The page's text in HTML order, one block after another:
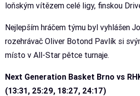
loňským vítězem celé ligy, finskou
Nejlepším hráčem týmu byl vyhlášen
rozehrávač Oliver Botond Pavlík si
místo v All-Star pětce turnaje.
Next Generation Basket Brno vs
(13:31, 25:29, 18:27, 24:17)